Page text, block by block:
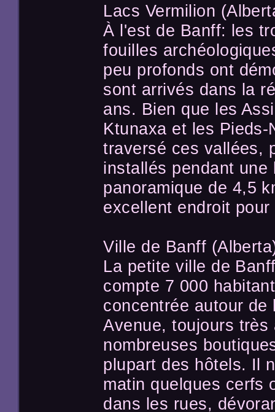
Lacs Vermilion
À l'est de Banff: les
fouilles
peu profonds ont
sont arrivés dans la
ans. Bien que les
Ktunaxa et les
traversé ces vallées,
installés pendant
panoramique de 4,5
excellent endroit
Ville de Banff
La petite ville de
compte 7 000
concentrée autour
Avenue, toujours
nombreuses
plupart des hôtels. Il
matin quelques cerfs
dans les rues,